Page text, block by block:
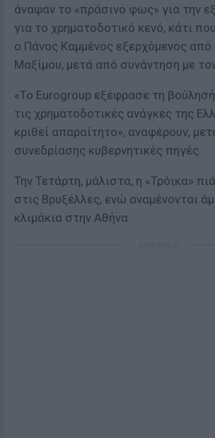
άναψαν το «πράσινο φως» για την
για το χρηματοδοτικό κενό, κάτι
ο Πάνος Καμμένος εξερχόμενος
Μαξίμου, μετά από συνάντηση με
«To Eurogroup εξέφρασε τη
τις χρηματοδοτικές ανάγκες της
κριθεί απαραίτητο», αναφέρουν,
συνεδρίασης κυβερνητικές πηγές.
Την Τετάρτη, μάλιστα, η «Τρόικα»
στις Βρυξέλλες, ενώ αναμένονται
κλιμάκια στην Αθήνα.